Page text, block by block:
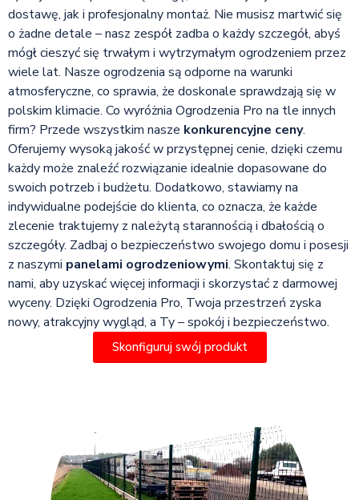
dostawę, jak i profesjonalny montaż. Nie musisz martwić się
o żadne detale – nasz zespół zadba o każdy szczegół, abyś
mógł cieszyć się trwałym i wytrzymałym ogrodzeniem przez
wiele lat. Nasze ogrodzenia są odporne na warunki
atmosferyczne, co sprawia, że doskonale sprawdzają się w
polskim klimacie. Co wyróżnia Ogrodzenia Pro na tle innych
firm? Przede wszystkim nasze konkurencyjne ceny.
Oferujemy wysoką jakość w przystępnej cenie, dzięki czemu
każdy może znaleźć rozwiązanie idealnie dopasowane do
swoich potrzeb i budżetu. Dodatkowo, stawiamy na
indywidualne podejście do klienta, co oznacza, że każde
zlecenie traktujemy z należytą starannością i dbałością o
szczegóły. Zadbaj o bezpieczeństwo swojego domu i posesji
z naszymi panelami ogrodzeniowymi. Skontaktuj się z
nami, aby uzyskać więcej informacji i skorzystać z darmowej
wyceny. Dzięki Ogrodzenia Pro, Twoja przestrzeń zyska
nowy, atrakcyjny wygląd, a Ty – spokój i bezpieczeństwo.
Skonfiguruj swój produkt